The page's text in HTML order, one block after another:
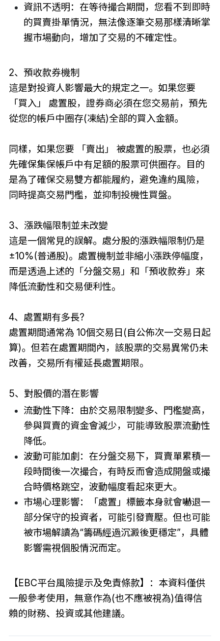
資訊不透明：在等待撮合期間，您看不到即時
的買賣掛單情況，無法像逐筆交易那樣清晰掌
握市場動向，增加了交易的不確定性。
2、預收款券機制
這是對投資人影響最大的規定之一。如果您要
「買入」 處置股，證券商必須在您交易前，預先
從您的帳戶中圈存(凍結)全部的買入金額。
同樣，如果您要 「賣出」 被處置的股票，也必須
先確保集保帳戶中有足額的股票可供圈存。目的
是為了確保交易雙方都能履約，避免違約風險，
同時提高交易門檻，並抑制投機性買盤。
3、漲跌幅限制並未改變
這是一個常見的誤解。處分股的漲跌幅限制仍是
±10%(普通股)。處置機制並非縮小漲跌停幅度，
而是透過上述的「分盤交易」和「預收款券」來
降低流動性和交易便利性。
4、處置期有多長?
處置期間通常為 10個交易日(自公佈次一交易日起
算)。但若在處置期間內，該股票的交易異常仍未
改善，交易所有權延長處置期限。
5、對股價的潛在影響
流動性下降：由於交易限制變多、門檻變高，
參與買賣的資金會減少，可能導致股票流動性
降低。
波動可能加劇：在分盤交易下，買賣單累積一
段時間後一次撮合，有時反而會造成開盤或撮
合時價格跳空，波動幅度看起來更大。
市場心理影響：「處置」標籤本身就會嚇退一
部分保守的投資者，可能引發賣壓。但也可能
被市場解讀為“籌碼經過沉澱後更穩定”，具體
影響需視個股情況而定。
【EBC平台風險提示及免責條款】：本資料僅供
一般參考使用，無意作為(也不應被視為)值得信
賴的財務、投資或其他建議。